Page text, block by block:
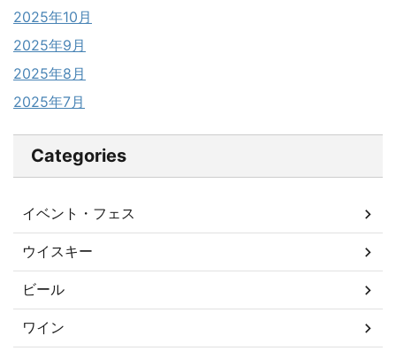
2025年10月
2025年9月
2025年8月
2025年7月
Categories
イベント・フェス
ウイスキー
ビール
ワイン